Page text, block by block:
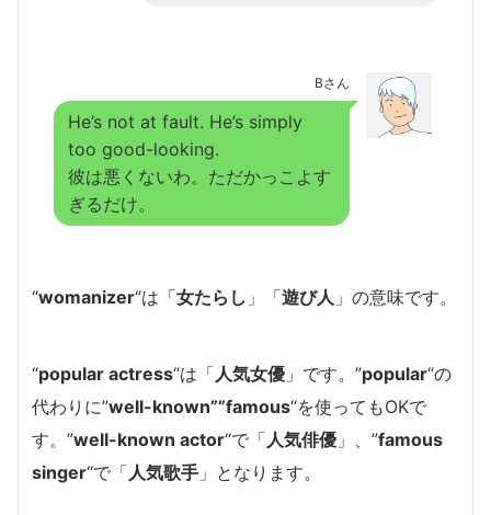
Bさん
He’s not at fault. He’s simply
too good-looking.
彼は悪くないわ。ただかっこよす
ぎるだけ。
“womanizer“は「女たらし 」「遊び人 」の意味です。
“popular actress“は「 人気女優 」です。”popular“の
代わりに”well-known””famous“を使ってもOKで
す。”well-known actor“で「 人気俳優 」、”famous
singer“で「 人気歌手 」となります。